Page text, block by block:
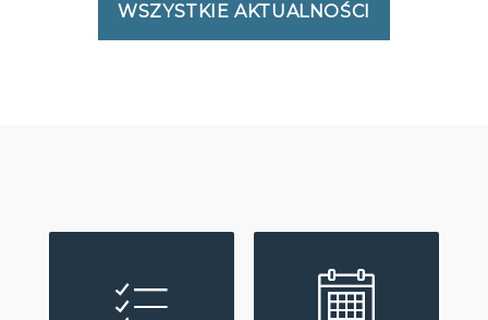
WSZYSTKIE AKTUALNOŚCI